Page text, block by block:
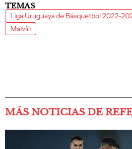
TEMAS
Liga Uruguaya de Básquetbol 2022-
Malvín
MÁS NOTICIAS DE